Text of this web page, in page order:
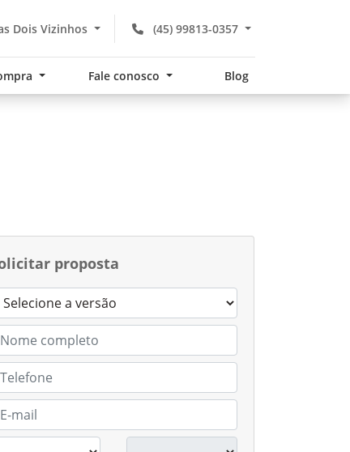
(45) 99813-0357
Dois Vizinhos
Fale conosco Blog
proposta